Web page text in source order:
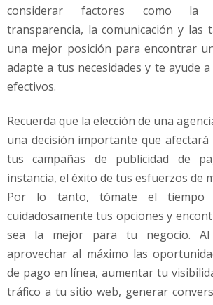
considerar factores como la
transparencia, la comunicación y las
una mejor posición para encontrar
adapte a tus necesidades y te ayude
efectivos.
Recuerda que la elección de una
una decisión importante que
tus campañas de publicidad de
instancia, el éxito de tus esfuerzos de
Por lo tanto, tómate el tiempo
cuidadosamente tus opciones y
sea la mejor para tu negocio. Al
aprovechar al máximo las
de pago en línea, aumentar tu
tráfico a tu sitio web, generar